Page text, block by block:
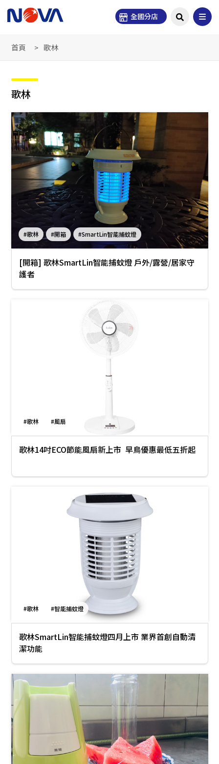
全國分店
首頁 歌林
歌林
#歌林 #開箱 #SmartLin智能捕蚊燈
[開箱] 歌林SmartLin智能捕蚊燈 戶外/露營/居家守
護者
#歌林 #風扇
歌林14吋ECO節能風扇新上市 早鳥優惠最低五折起
#歌林 #智能捕蚊燈
歌林SmartLin智能捕蚊燈四月上市 業界首創自動清
潔功能